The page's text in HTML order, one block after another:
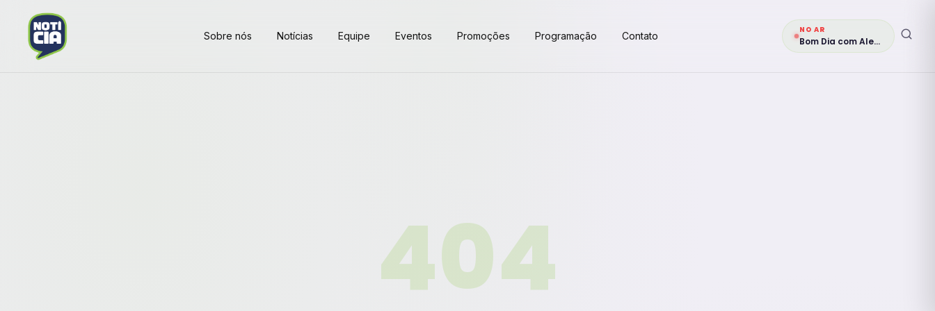
Sobre nós Notícias Equipe Eventos Promoções Programação Contato
NO AR
Bom Dia com Alegria
404